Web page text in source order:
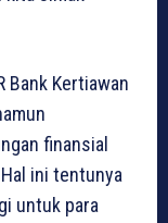
Bank Kertiawan
finansial
ini tentunya
untuk para